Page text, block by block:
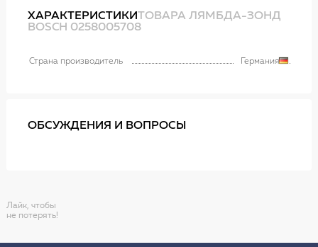
ХАРАКТЕРИСТИКИТОВАРА ЛЯМБДА-ЗОНД
BOSCH 0258005708
Страна производитель Германия
ОБСУЖДЕНИЯ И ВОПРОСЫ
Лайк, чтобы
не потерять!